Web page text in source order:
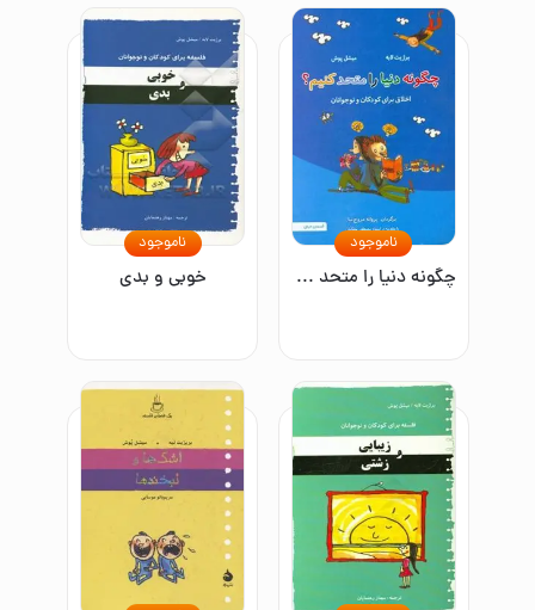
چگونه دنیا را متحد کنیم؟ اخلاق برای کودکان و نوجوانان
ناموجود
خوبی و بدی
ناموجود